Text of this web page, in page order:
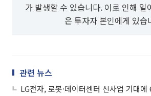
가 발생할 수 있습니다. 이로 인해 일
은 투자자 본인에게 있습
관련 뉴스
LG전자, 로봇·데이터센터 신사업 기대에